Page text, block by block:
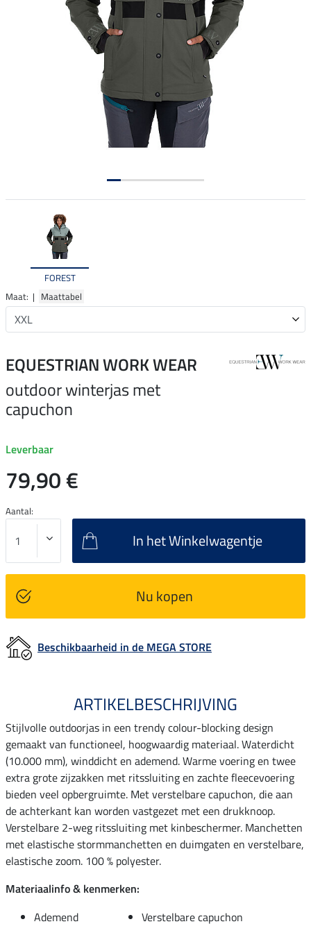
FOREST
Maat: | Maattabel
EQUESTRIAN WORK WEAR
outdoor winterjas met
capuchon
Leverbaar
79,90 €
Aantal:
In het Winkelwagentje
Nu kopen
Beschikbaarheid in de MEGA STORE
ARTIKELBESCHRIJVING
Stijlvolle outdoorjas in een trendy colour-blocking design
gemaakt van functioneel, hoogwaardig materiaal. Waterdicht
(10.000 mm), winddicht en ademend. Warme voering en twee
extra grote zijzakken met ritssluiting en zachte fleecevoering
bieden veel opbergruimte. Met verstelbare capuchon, die aan
de achterkant kan worden vastgezet met een drukknoop.
Verstelbare 2-weg ritssluiting met kinbeschermer. Manchetten
met elastische stormmanchetten en duimgaten en verstelbare,
elastische zoom. 100 % polyester.
Materiaalinfo & kenmerken:
Ademend
Verstelbare capuchon